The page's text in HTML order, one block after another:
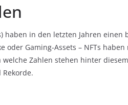
haben in den letzten Jahren
oder Gaming-Assets – NFTs
Zahlen stehen hinter